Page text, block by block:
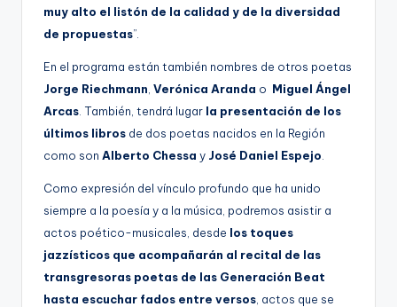
muy alto el listón de la calidad y de la diversidad
de propuestas”.
En el programa están también nombres de otros poetas
Jorge Riechmann Verónica Aranda o Miguel Ángel
Arcas . También, tendrá lugar la presentación de los
últimos libros de dos poetas nacidos en la Región
como son Alberto Chessa y José Daniel Espejo
Como expresión del vínculo profundo que ha unido
siempre a la poesía y a la música, podremos asistir a
actos poético-musicales, desde los toques
jazzísticos que acompañarán al recital de las
transgresoras poetas de las Generación Beat
hasta escuchar fados entre versos , actos que se